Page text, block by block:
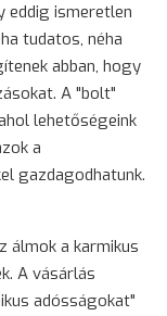
eddig ismeretlen
tudatos, néha
abban, hogy
A "bolt"
lehetőségeink
a
gazdagodhatunk.
álmok a karmikus
A vásárlás
adósságokat"